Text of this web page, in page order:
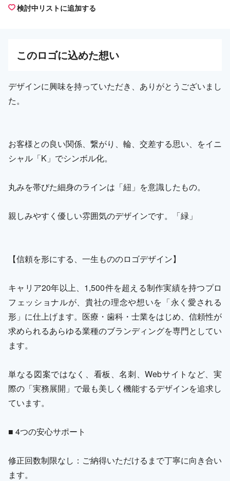
検討中リストに追加する
このロゴに込めた想い
デザインに興味を持っていただき、ありがとうございまし
た。
お客様との良い関係、繋がり、輪、交差する思い、をイニ
シャル「K」でシンボル化。
丸みを帯びた細身のラインは「紐」を意識したもの。
親しみやすく優しい雰囲気のデザインです。「緑」
【信頼を形にする、一生もののロゴデザイン】
キャリア20年以上、1,500件を超える制作実績を持つプロ
フェッショナルが、貴社の理念や想いを「永く愛される
形」に仕上げます。医療・歯科・士業をはじめ、信頼性が
求められるあらゆる業種のブランディングを専門としてい
ます。
単なる図案ではなく、看板、名刺、Webサイトなど、実
際の「実務展開」で最も美しく機能するデザインを追求し
ています。
■ 4つの安心サポート
修正回数制限なし：ご納得いただけるまで丁寧に向き合い
ます。